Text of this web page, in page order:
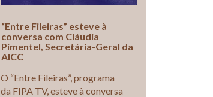
“Entre Fileiras” esteve à
conversa com Cláudia
Pimentel, Secretária-Geral da
AICC
O “Entre Fileiras”, programa
da FIPA TV, esteve à conversa